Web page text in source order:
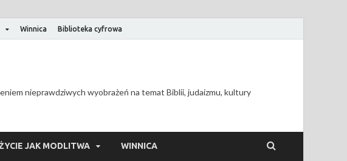
Winnica Biblioteka cyfrowa
nieprawdziwych wyobrażeń na temat Biblii, judaizmu, kultury
JAK MODLITWA WINNICA